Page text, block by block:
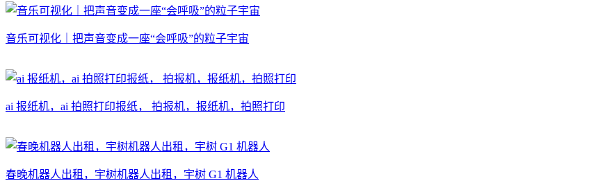
音乐可视化｜把声音变成一座“会呼吸”的粒子宇宙
ai 报纸机，ai 拍照打印报纸， 拍报机，报纸机，拍照打印
春晚机器人出租，宇树机器人出租，宇树 G1 机器人